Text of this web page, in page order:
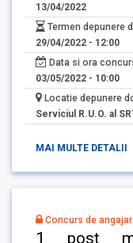
13/04/2022
Termen depunere
29/04/2022 - 12:00
Data si ora
03/05/2022 - 10:00
Locatie depunere
Serviciul R.U.O. al
MAI MULTE DETALII
Concurs de
1 post